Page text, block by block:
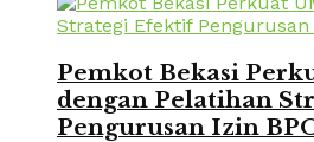
Pemkot Bekasi
dengan Pelatihan
Pengurusan Izin